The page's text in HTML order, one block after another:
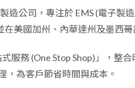
造公司，專注於 EMS (電子製
美國加州、內華達州及墨西哥
服務 (One Stop Shop)」，整
，為客戶節省時間與成本。